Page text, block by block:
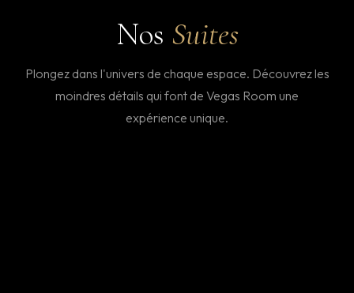
Nos Suites
Plongez dans l'univers de chaque espace. Découvrez les
moindres détails qui font de Vegas Room une
expérience unique.